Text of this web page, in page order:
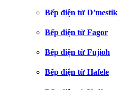
Bếp điện từ D'mestik
Bếp điện từ Fagor
Bếp điện từ Fujioh
Bếp điện từ Hafele